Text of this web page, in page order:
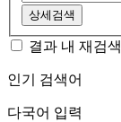
상세검색
결과 내 재검색
인기 검색어
다국어 입력